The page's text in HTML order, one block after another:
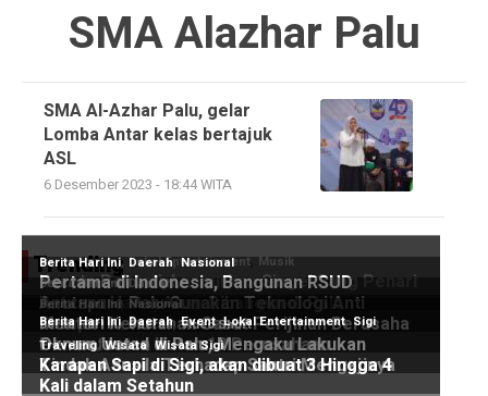
SMA Alazhar Palu
SMA Al-Azhar Palu, gelar
Lomba Antar kelas bertajuk
ASL
6 Desember 2023 - 18:44 WITA
Trending